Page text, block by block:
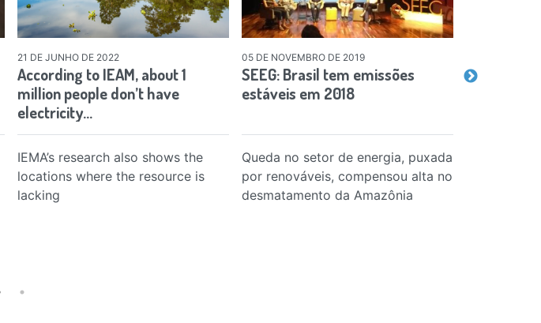
21 DE JUNHO DE 2022
According to IEAM, about 1
million people don’t have
electricity…
IEMA’s research also shows the
locations where the resource is
lacking
05 DE NOVEMBRO DE 2019
SEEG: Brasil tem emissões
estáveis em 2018
Queda no setor de energia, puxada
por renováveis, compensou alta no
desmatamento da Amazônia
Prêmio